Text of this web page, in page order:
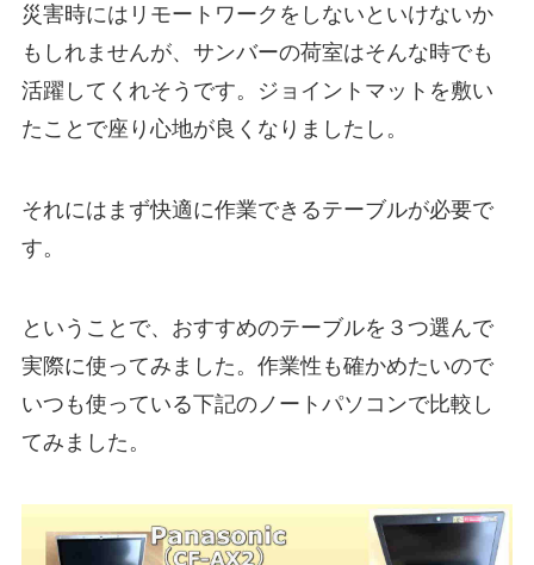
災害時にはリモートワークをしないといけないか
もしれませんが、サンバーの荷室はそんな時でも
活躍してくれそうです。ジョイントマットを敷い
たことで座り心地が良くなりましたし。
それにはまず快適に作業できるテーブルが必要で
す。
ということで、おすすめのテーブルを３つ選んで
実際に使ってみました。作業性も確かめたいので
いつも使っている下記のノートパソコンで比較し
てみました。